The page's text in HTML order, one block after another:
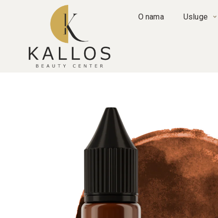
O nama Usluge